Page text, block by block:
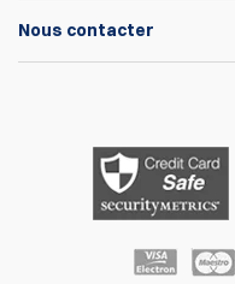
Nous contacter